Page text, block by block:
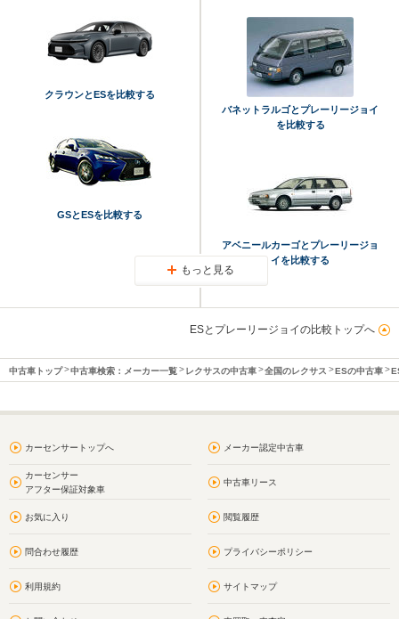
クラウンとESを比較する
GSとESを比較する
バネットラルゴとプレーリージョイ
を比較する
アベニールカーゴとプレーリージョ
イを比較する
もっと見る
ESとプレーリージョイの比較トップへ
中古車トップ 中古車検索：メーカー一覧 レクサスの中古車 全国のレクサス ESの中古車
カーセンサートップへ メーカー認定中古車
カーセンサー
アフター保証対象車
中古車リース
お気に入り 閲覧履歴
問合わせ履歴 プライバシーポリシー
利用規約 サイトマップ